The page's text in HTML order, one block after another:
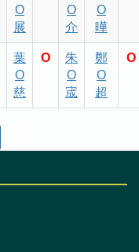
O
展
O
介
O
曄
葉
O
慈
O
朱
O
宬
鄭
O
超
O